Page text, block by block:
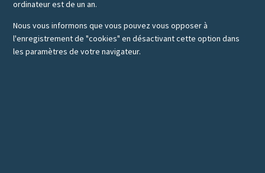
ordinateur est de un an.
Nous vous informons que vous pouvez vous opposer à
l'enregistrement de "cookies" en désactivant cette option dans
les paramètres de votre navigateur.